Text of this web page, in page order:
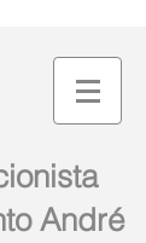
André